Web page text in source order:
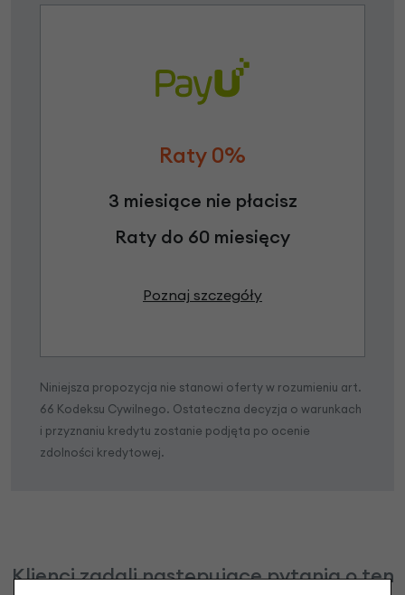
Raty 0%
3 miesiące nie płacisz
Raty do 60 miesięcy
Poznaj szczegóły
Niniejsza propozycja nie stanowi oferty w rozumieniu art.
66 Kodeksu Cywilnego. Ostateczna decyzja o warunkach
i przyznaniu kredytu zostanie podjęta po ocenie
zdolności kredytowej.
Klienci zadali następujące pytania o ten